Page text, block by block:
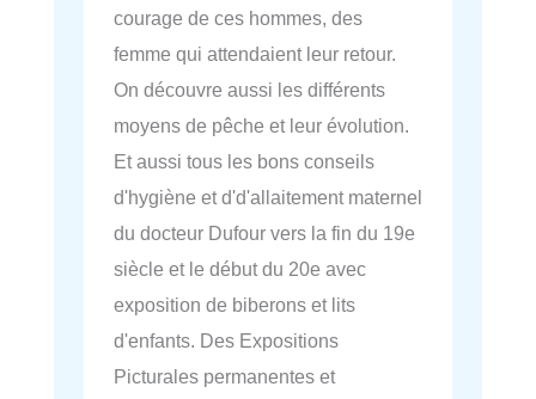
courage de ces hommes, des
femme qui attendaient leur retour.
On découvre aussi les différents
moyens de pêche et leur évolution.
Et aussi tous les bons conseils
d'hygiène et d'd'allaitement maternel
du docteur Dufour vers la fin du 19e
siècle et le début du 20e avec
exposition de biberons et lits
d'enfants. Des Expositions
Picturales permanentes et